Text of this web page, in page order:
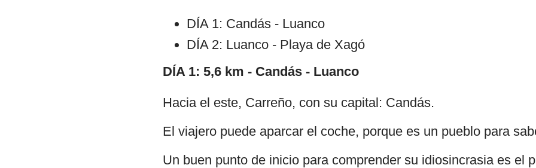
DÍA 1: Candás - Luanco
DÍA 2: Luanco - Playa de Xagó
DÍA 1: 5,6 km - Candás - Luanco
Hacia el este, Carreño, con su capital: Candás.
El viajero puede aparcar el coche, porque es un pueblo para
Un buen punto de inicio para comprender su idiosincrasia es el